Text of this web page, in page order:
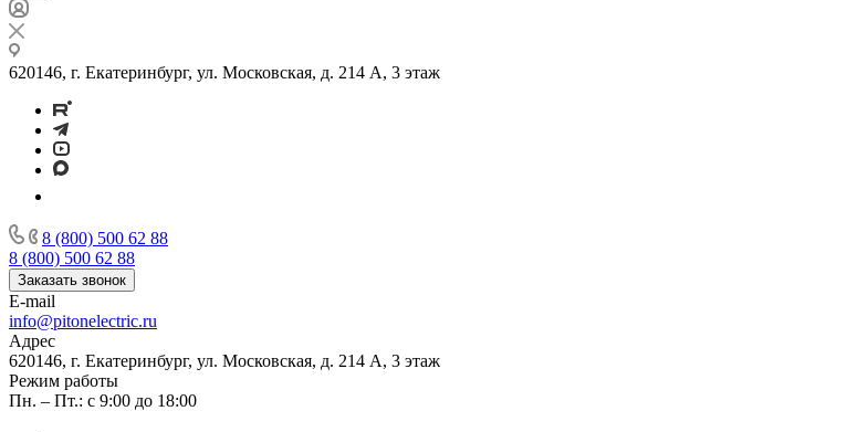
620146, г. Екатеринбург, ул. Московская, д. 214 А, 3 этаж
8 (800) 500 62 88
8 (800) 500 62 88
Заказать звонок
E-mail
info@pitonelectric.ru
Адрес
620146, г. Екатеринбург, ул. Московская, д. 214 А, 3 этаж
Режим работы
Пн. – Пт.: с 9:00 до 18:00